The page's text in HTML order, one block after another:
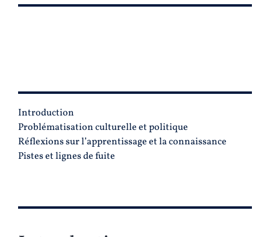
Introduction
Problématisation culturelle et politique
Réflexions sur l’apprentissage et la connaissance
Pistes et lignes de fuite